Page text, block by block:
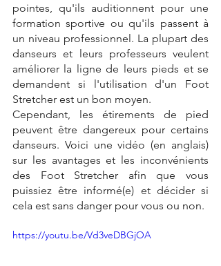
pointes, qu'ils auditionnent pour une
formation sportive ou qu'ils passent à
un niveau professionnel. La plupart des
danseurs et leurs professeurs veulent
améliorer la ligne de leurs pieds et se
demandent si l'utilisation d'un Foot
Stretcher est un bon moyen.
Cependant, les étirements de pied
peuvent être dangereux pour certains
danseurs. Voici une vidéo (en anglais)
sur les avantages et les inconvénients
des Foot Stretcher afin que vous
puissiez être informé(e) et décider si
cela est sans danger pour vous ou non.
https://youtu.be/Vd3veDBGjOA